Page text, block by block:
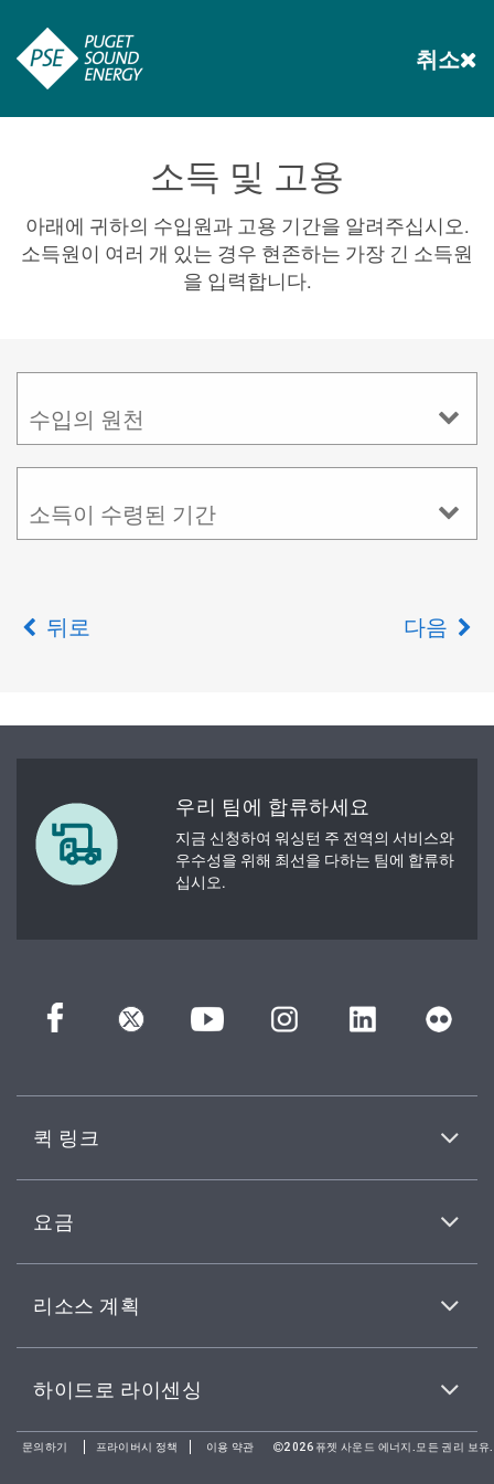
취소
소득 및 고용
아래에 귀하의 수입원과 고용 기간을 알려주십시오.
소득원이 여러 개 있는 경우 현존하는 가장 긴 소득원
을 입력합니다.
수입의 원천
소득이 수령된 기간
뒤로 다음
우리 팀에 합류하세요
지금 신청하여 워싱턴 주 전역의 서비스와
우수성을 위해 최선을 다하는 팀에 합류하
십시오.
퀵 링크
요금
리소스 계획
하이드로 라이센싱
문의하기 프라이버시 정책 이용 약관 2026퓨젯 사운드 에너지.모든 권리 보유.